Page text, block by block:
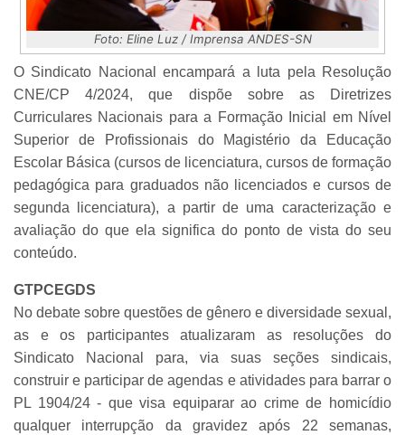
Foto: Eline Luz / Imprensa ANDES-SN
O Sindicato Nacional encampará a luta pela Resolução
CNE/CP 4/2024, que dispõe sobre as Diretrizes
Curriculares Nacionais para a Formação Inicial em Nível
Superior de Profissionais do Magistério da Educação
Escolar Básica (cursos de licenciatura, cursos de formação
pedagógica para graduados não licenciados e cursos de
segunda licenciatura), a partir de uma caracterização e
avaliação do que ela significa do ponto de vista do seu
conteúdo.
GTPCEGDS
No debate sobre questões de gênero e diversidade sexual,
as e os participantes atualizaram as resoluções do
Sindicato Nacional para, via suas seções sindicais,
construir e participar de agendas e atividades para barrar o
PL 1904/24 - que visa equiparar ao crime de homicídio
qualquer interrupção da gravidez após 22 semanas,